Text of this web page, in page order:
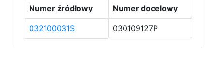
Numer źródłowy Numer docelowy
032100031S 030109127P